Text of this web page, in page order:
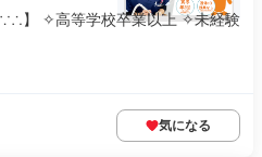
】 ✧高等学校卒業以上 ✧未経験
気になる